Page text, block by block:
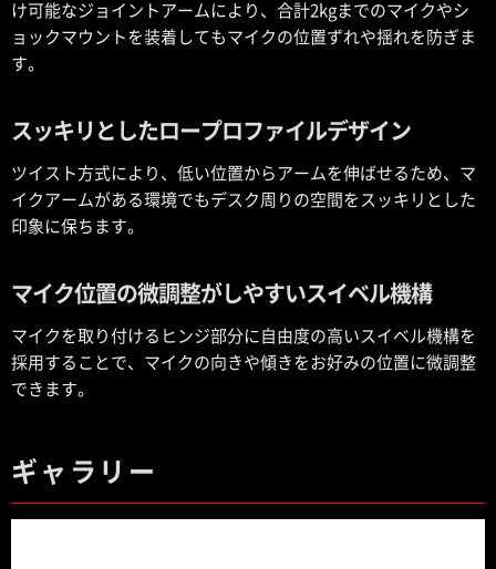
け可能なジョイントアームにより、合計2kgまでのマイクやシ
ョックマウントを装着してもマイクの位置ずれや揺れを防ぎま
す。
スッキリとしたロープロファイルデザイン
ツイスト方式により、低い位置からアームを伸ばせるため、マ
イクアームがある環境でもデスク周りの空間をスッキリとした
印象に保ちます。
マイク位置の微調整がしやすいスイベル機構
マイクを取り付けるヒンジ部分に自由度の高いスイベル機構を
採用することで、マイクの向きや傾きをお好みの位置に微調整
できます。
ギャラリー